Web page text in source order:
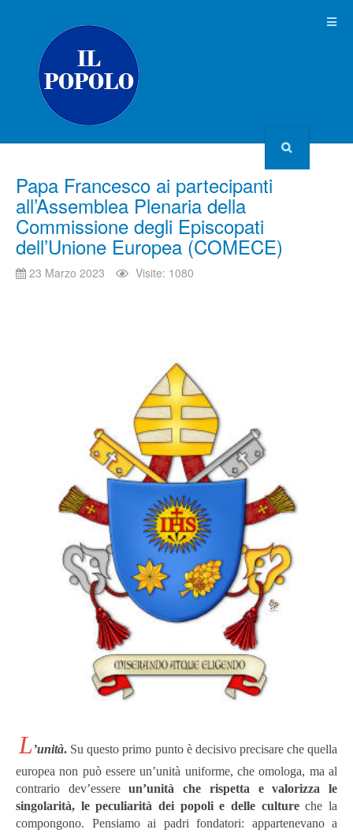
Papa Francesco ai partecipanti
all’Assemblea Plenaria della
Commissione degli Episcopati
dell’Unione Europea (COMECE)
23 Marzo 2023 Visite: 1080
L’unità. Su questo primo punto è decisivo precisare che quella
europea non può essere un’unità uniforme, che omologa, ma al
contrario dev’essereun’unità che rispetta e valorizza le
singolarità, le peculiarità dei popoli e delle cultureche la
compongono. Pensiamo ai padri fondatori: appartenevano a